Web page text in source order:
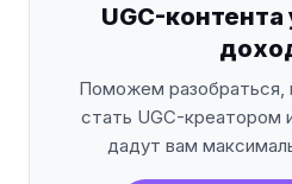
UGC-
Поможем разобраться,
стать UGC-креатором
дадут вам